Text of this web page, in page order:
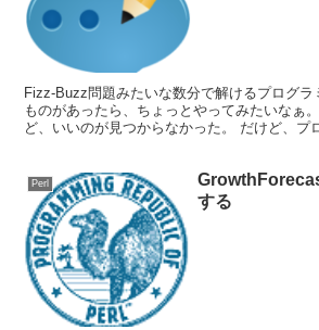
Fizz-Buzz問題みたいな数分で解けるプログラ
ものがあったら、ちょっとやってみたいなぁ
ど、いいのが見つからなかった。 だけど、プ
Perl
する